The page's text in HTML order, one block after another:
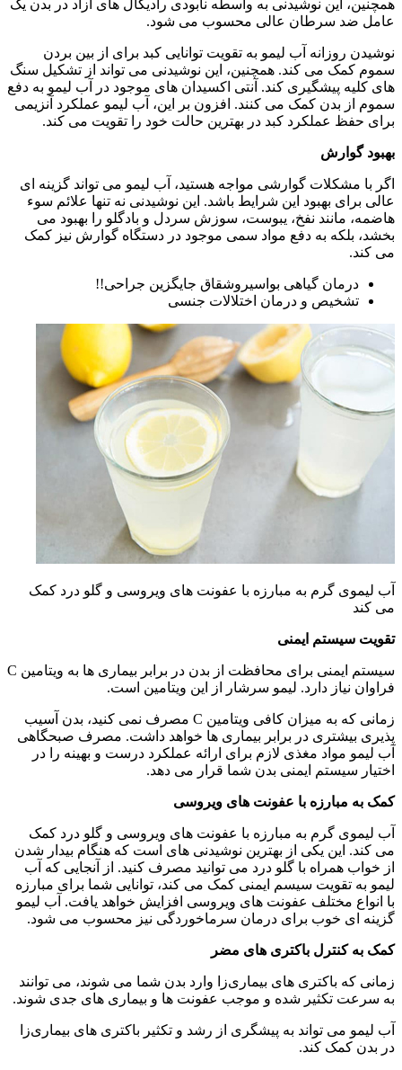
همچنین، این نوشیدنی به واسطه نابودی رادیکال های آزاد در بدن یک
عامل ضد سرطان عالی محسوب می شود.
نوشیدن روزانه آب لیمو به تقویت توانایی کبد برای از بین بردن
سموم کمک می کند. همچنین، این نوشیدنی می تواند از تشکیل سنگ
های کلیه پیشگیری کند. آنتی اکسیدان های موجود در آب لیمو به دفع
سموم از بدن کمک می کنند. افزون بر این، آب لیمو عملکرد آنزیمی
برای حفظ عملکرد کبد در بهترین حالت خود را تقویت می کند.
بهبود گوارش
اگر با مشکلات گوارشی مواجه هستید، آب لیمو می تواند گزینه ای
عالی برای بهبود این شرایط باشد. این نوشیدنی نه تنها علائم سوء
هاضمه، مانند نفخ، یبوست، سوزش سردل و بادگلو را بهبود می
بخشد، بلکه به دفع مواد سمی موجود در دستگاه گوارش نیز کمک
می کند.
درمان گیاهی بواسیروشقاق جایگزین جراحی!!
تشخیص و درمان اختلالات جنسی
آب لیموی گرم به مبارزه با عفونت های ویروسی و گلو درد کمک
می کند
تقویت سیستم ایمنی
سیستم ایمنی برای محافظت از بدن در برابر بیماری ها به ویتامین C
فراوان نیاز دارد. لیمو سرشار از این ویتامین است.
زمانی که به میزان کافی ویتامین C مصرف نمی کنید، بدن آسیب
پذیری بیشتری در برابر بیماری ها خواهد داشت. مصرف صبحگاهی
آب لیمو مواد مغذی لازم برای ارائه عملکرد درست و بهینه را در
اختیار سیستم ایمنی بدن شما قرار می دهد.
کمک به مبارزه با عفونت های ویروسی
آب لیموی گرم به مبارزه با عفونت های ویروسی و گلو درد کمک
می کند. این یکی از بهترین نوشیدنی های است که هنگام بیدار شدن
از خواب همراه با گلو درد می توانید مصرف کنید. از آنجایی که آب
لیمو به تقویت سیسم ایمنی کمک می کند، توانایی شما برای مبارزه
با انواع مختلف عفونت های ویروسی افزایش خواهد یافت. آب لیمو
گزینه ای خوب برای درمان سرماخوردگی نیز محسوب می شود.
کمک به کنترل باکتری های مضر
زمانی که باکتری های بیماری‌زا وارد بدن شما می شوند، می توانند
به سرعت تکثیر شده و موجب عفونت ها و بیماری های جدی شوند.
آب لیمو می تواند به پیشگری از رشد و تکثیر باکتری های بیماری‌زا
در بدن کمک کند.